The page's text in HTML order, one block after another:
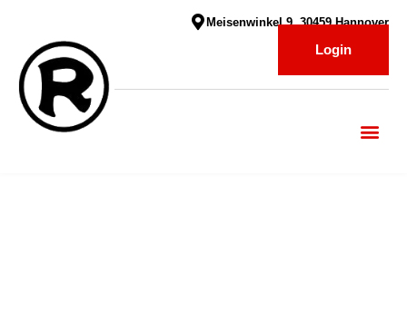
Meisenwinkel 9, 30459 Hannover
Login